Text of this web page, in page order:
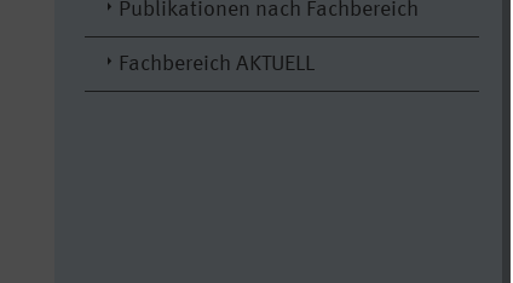
Publikationen nach Fachbereich
Fachbereich AKTUELL